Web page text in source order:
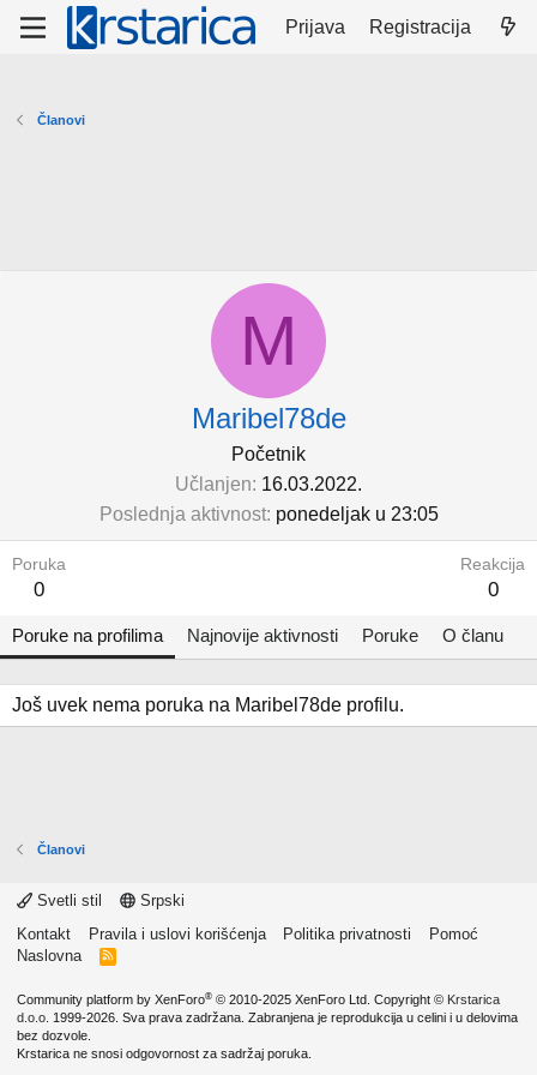
Prijava Registracija
Članovi
M
Maribel78de
Početnik
Učlanjen 16.03.2022.
Poslednja aktivnost ponedelјak u 23:05
Poruka
0
Reakcija
0
Poruke na profilima Najnovije aktivnosti Poruke O članu
Još uvek nema poruka na Maribel78de profilu.
Članovi
Svetli stil
Srpski
Kontakt
Pravila i uslovi korišćenja Politika privatnosti
Pomoć
Naslovna
R
Community platform by XenForo® © 2010-2025 XenForo Ltd. Copyright © Krstarica
d.o.o. 1999-2026. Sva prava zadržana. Zabranjena je reprodukcija u celini i u delovima
bez dozvole.
Krstarica ne snosi odgovornost za sadržaj poruka.